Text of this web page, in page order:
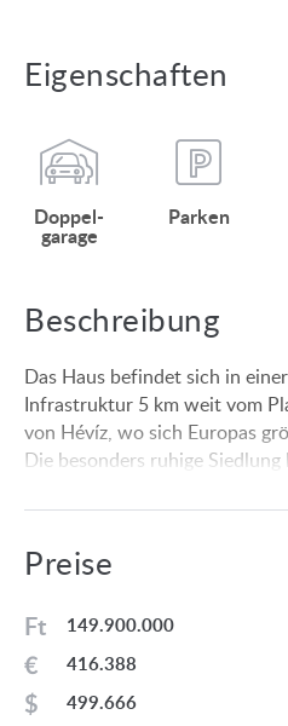
Eigenschaften
Doppel­
garage
Parken
Beschreibung
Das Haus befindet sich in
Infrastruktur 5 km weit vom
von Hévíz, wo sich Europas
Die besonders ruhige Siedlung
Lebensmittelgeschäfte, Post
Raumaufteilung:
Doppelgarage 46,85 qm,
10,97 qm, Zimmer 13,48 qm,
Badezimmer + WC 5,40 qm,
Badezimmer + WC 6,46 qm,
Preise
149.900.000
Ft
416.388
€
499.666
$